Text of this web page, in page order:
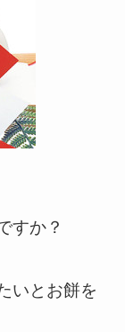
すか？
いとお餅を